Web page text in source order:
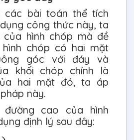
các bài toán thể tích
công thức này, ta
hình chóp mà đề
hình chóp có hai mặt
góc với đáy và
khối chóp chính là
hai mặt đó, ta áp
này.
cao của hình
định lý sau đây: